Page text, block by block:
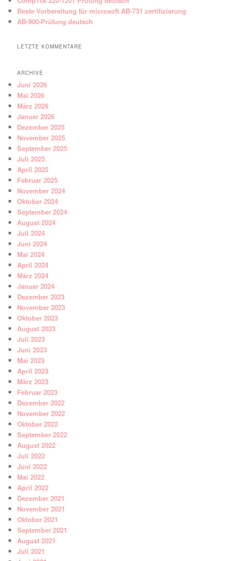
Beste Vorbereitung für microsoft AB-731 zertifizierung
AB-900-Prüfung deutsch
LETZTE KOMMENTARE
ARCHIVE
Juni 2026
Mai 2026
März 2026
Januar 2026
Dezember 2025
November 2025
September 2025
Juli 2025
April 2025
Februar 2025
November 2024
Oktober 2024
September 2024
August 2024
Juli 2024
Juni 2024
Mai 2024
April 2024
März 2024
Januar 2024
Dezember 2023
November 2023
Oktober 2023
August 2023
Juli 2023
Juni 2023
Mai 2023
April 2023
März 2023
Februar 2023
Dezember 2022
November 2022
Oktober 2022
September 2022
August 2022
Juli 2022
Juni 2022
Mai 2022
April 2022
Dezember 2021
November 2021
Oktober 2021
September 2021
August 2021
Juli 2021